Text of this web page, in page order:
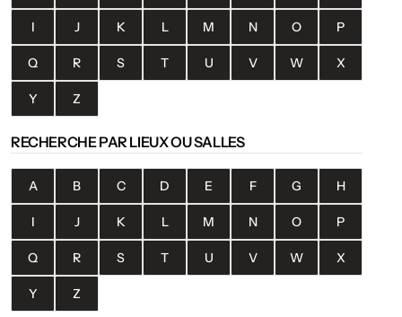
I J K L M N O P
Q R S T U V W X
Y Z
RECHERCHE PAR LIEUX OU SALLES
A B C D E F G H
I J K L M N O P
Q R S T U V W X
Y Z